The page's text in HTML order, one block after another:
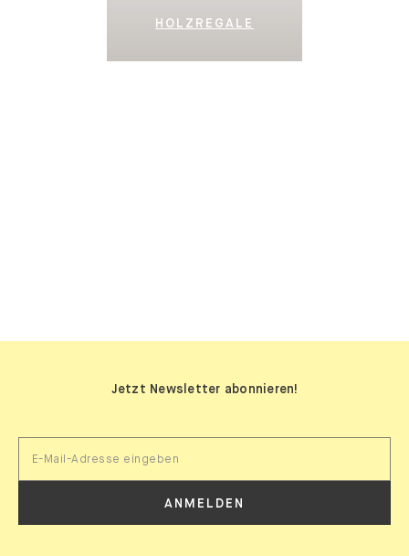
HOLZREGALE
Jetzt Newsletter abonnieren!
ANMELDEN